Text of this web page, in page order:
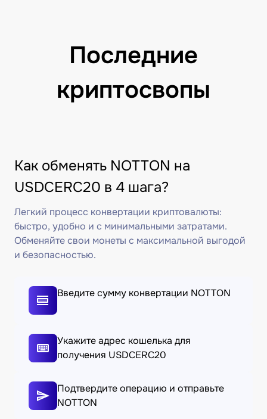
Последние
криптосвопы
Как обменять NOTTON на
USDCERC20 в 4 шага?
Легкий процесс конвертации криптовалюты:
быстро, удобно и с минимальными затратами.
Обменяйте свои монеты с максимальной выгодой
и безопасностью.
Введите сумму конвертации NOTTON
Укажите адрес кошелька для
получения USDCERC20
Подтвердите операцию и отправьте
NOTTON